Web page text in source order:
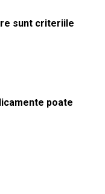
sunt criteriile
poate